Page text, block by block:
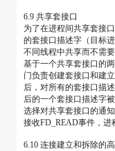
6.9 共享套接口
为了在进程间共享套接
的套接口描述字（目标
不同线程中共享而不需
基于一个共享套接口的
门负责创建套接口和建
后，对所有的套接口描
后的一个套接口描述字被
选择对共享套接口的通
接收FD_READ事件，进
6.10 连接建立和拆除的